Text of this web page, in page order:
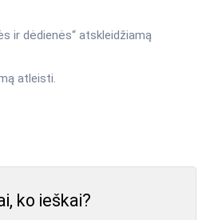
ir dėdienės“ atskleidžiamą
atleisti.
ko ieškai?